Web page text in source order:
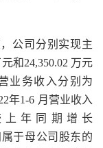
公司分别实现主
和24,350.02 万元
业务收入分别为
年1-6 月营业收入
上年同期增长
属于母公司股东的